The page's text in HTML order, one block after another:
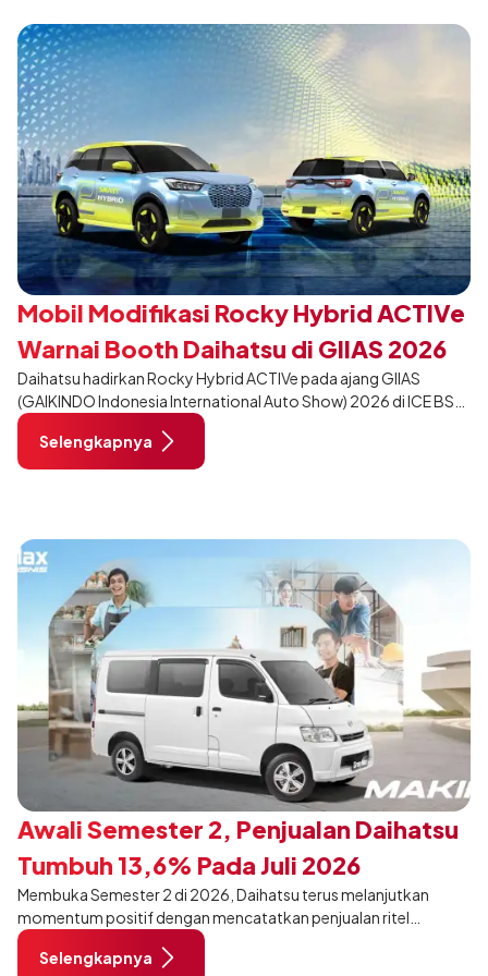
menjadi ciri khas Terios.
Mobil Modifikasi Rocky Hybrid ACTIVe
Warnai Booth Daihatsu di GIIAS 2026
Daihatsu hadirkan Rocky Hybrid ACTIVe pada ajang GIIAS
(GAIKINDO Indonesia International Auto Show) 2026 di ICE BSD
City, Tangerang. Terdapat 2 unit Rocky Hybrid yang
dimodifikasi untuk menghadirkan sarana inspirasi bagi
pengunjung mendukung gaya hidup yang aktif.
Selengkapnya
Awali Semester 2, Penjualan Daihatsu
Tumbuh 13,6% Pada Juli 2026
Membuka Semester 2 di 2026, Daihatsu terus melanjutkan
momentum positif dengan mencatatkan penjualan ritel
sebanyak 12.750 unit pada Juli 2026. Capaian tersebut tumbuh
13,6% dibandingkan periode yang sama tahun lalu sebanyak
Selengkapnya